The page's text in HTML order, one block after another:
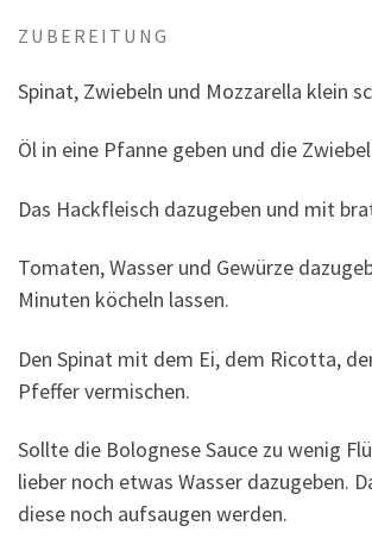
ZUBEREITUNG
Spinat, Zwiebeln und Mozzarella klein
Öl in eine Pfanne geben und die
Das Hackfleisch dazugeben und mit
Tomaten, Wasser und Gewürze
Minuten köcheln lassen.
Den Spinat mit dem Ei, dem Ricotta,
Pfeffer vermischen.
Sollte die Bolognese Sauce zu wenig
lieber noch etwas Wasser dazugeben.
diese noch aufsaugen werden.